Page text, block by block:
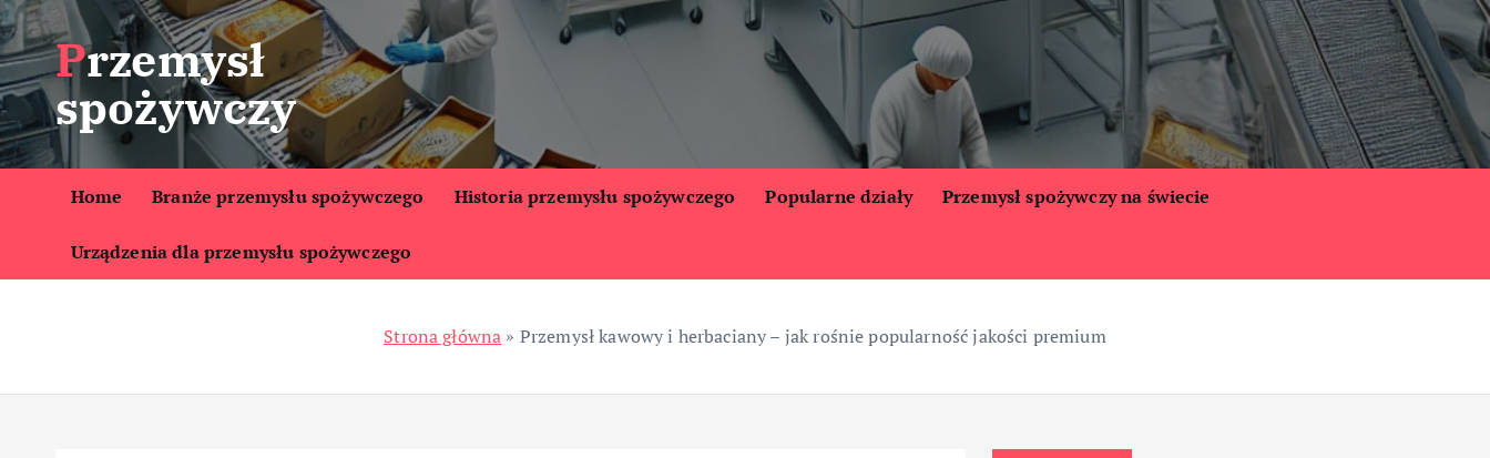
S
k
i
p
t
o
t
Przemysł
spożywczy
Home Branże przemysłu spożywczego Historia przemysłu spożywczego Popularne działy Przemysł spożywczy na świecie
Urządzenia dla przemysłu spożywczego
Strona główna » Przemysł kawowy i herbaciany – jak rośnie popularność jakości premium